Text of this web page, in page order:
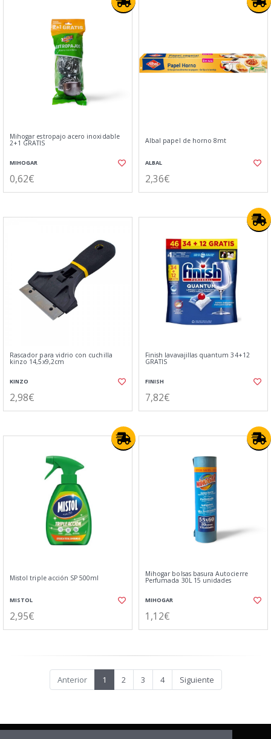
Mihogar estropajo acero inoxidable
2+1 GRATIS
MIHOGAR
0,62€
Albal papel de horno 8mt
ALBAL
2,36€
Rascador para vidrio con cuchilla
kinzo 14,5x9,2cm
KINZO
2,98€
Finish lavavajillas quantum 34+12
GRATIS
FINISH
7,82€
Mistol triple acción SP 500ml
MISTOL
2,95€
Mihogar bolsas basura Autocierre
Perfumada 30L 15 unidades
MIHOGAR
1,12€
Anterior 1 2 3 4 Siguiente